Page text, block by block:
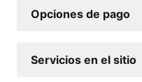
Opciones de pago
Servicios en el sitio